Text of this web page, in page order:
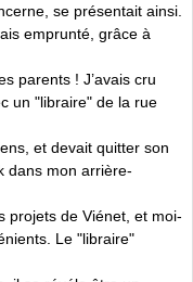
se présentait ainsi.
emprunté, grâce à
parents ! J’avais cru
un "libraire" de la rue
et devait quitter son
dans mon arrière-
projets de Viénet, et moi-
Le "libraire"